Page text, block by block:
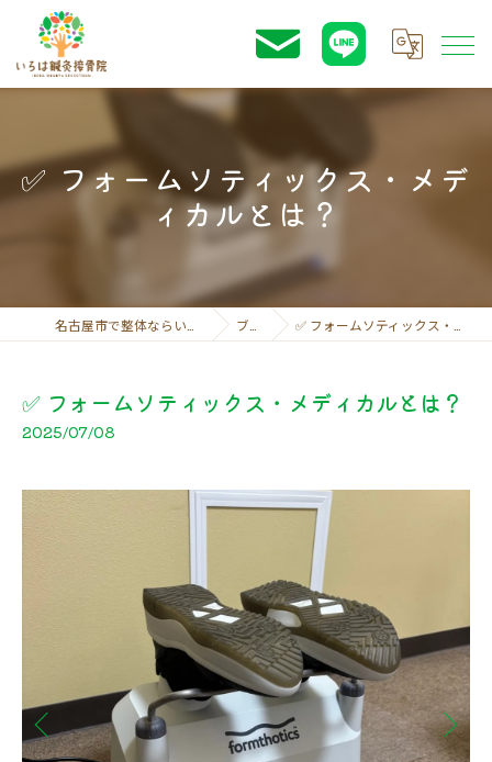
✅ フォームソティックス・メデ
ィカルとは？
ブログ ✅ フォームソティックス・メディカルとは？
✅ フォームソティックス・メディカルとは？
2025/07/08